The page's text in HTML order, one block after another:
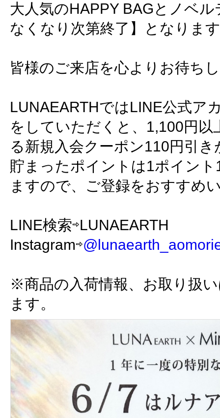
大人気のHAPPY BAGとノベ
なくなり次第終了】となりま
皆様のご来店を心よりお待ち
LUNAEARTHではLINE公式ア
をしていただくと、1,100円以
る新規入会クーポン110円引
貯まったポイントは1ポイン
ますので、ご登録をおすすめ
LINE検索⇨LUNAEARTH
Instagram⇨
※商品の入荷情報、お取り扱
ます。